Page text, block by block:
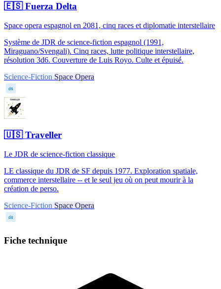
🇪🇸Fuerza Delta
Space opera espagnol en 2081, cinq races et diplomatie interstellaire
Système de JDR de science-fiction espagnol (1991,
Miraguano/Svengali). Cinq races, lutte politique interstellaire,
résolution 3d6. Couverture de Luis Royo. Culte et épuisé.
Science-Fiction Space Opera
d6
🇺🇸Traveller
Le JDR de science-fiction classique
LE classique du JDR de SF depuis 1977. Exploration spatiale,
commerce interstellaire -- et le seul jeu où on peut mourir à la
création de perso.
Science-Fiction Space Opera
d6
Fiche technique